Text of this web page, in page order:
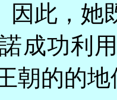
因此，
成功利
朝的的